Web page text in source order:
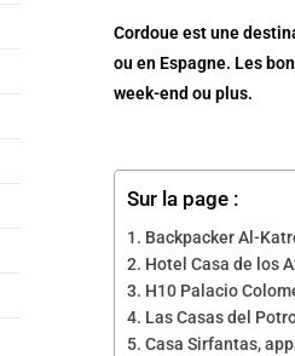
Cordoue est une
ou en Espagne. Les
week-end ou plus.
Sur la page :
Backpacker Al-
Hotel Casa de los
H10 Palacio
Las Casas del
Casa Sirfantas,